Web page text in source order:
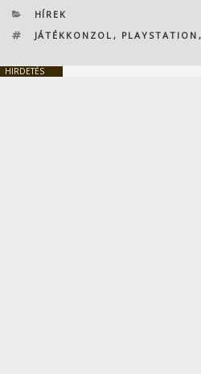
KATEGÓRIÁK
HÍREK
CÍMKÉK
JÁTÉKKONZOL , PLAYSTATION ,
HIRDETÉS